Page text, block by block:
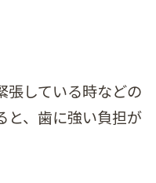
張している時などの
と、歯に強い負担が